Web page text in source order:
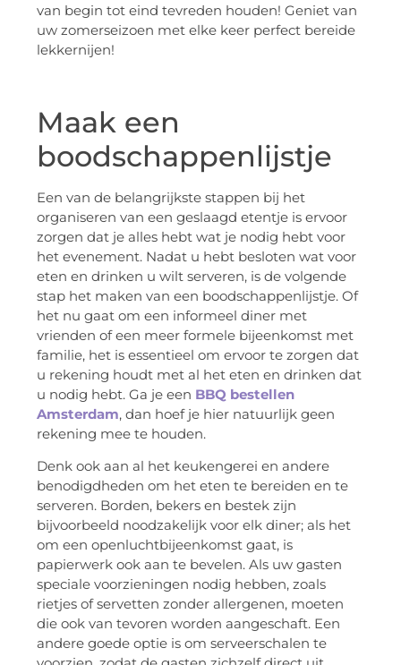
van begin tot eind tevreden houden! Geniet van
uw zomerseizoen met elke keer perfect bereide
lekkernijen!
Maak een
boodschappenlijstje
Een van de belangrijkste stappen bij het
organiseren van een geslaagd etentje is ervoor
zorgen dat je alles hebt wat je nodig hebt voor
het evenement. Nadat u hebt besloten wat voor
eten en drinken u wilt serveren, is de volgende
stap het maken van een boodschappenlijstje. Of
het nu gaat om een informeel diner met
vrienden of een meer formele bijeenkomst met
familie, het is essentieel om ervoor te zorgen dat
u rekening houdt met al het eten en drinken dat
u nodig hebt. Ga je een BBQ bestellen
Amsterdam, dan hoef je hier natuurlijk geen
rekening mee te houden.
Denk ook aan al het keukengerei en andere
benodigdheden om het eten te bereiden en te
serveren. Borden, bekers en bestek zijn
bijvoorbeeld noodzakelijk voor elk diner; als het
om een openluchtbijeenkomst gaat, is
papierwerk ook aan te bevelen. Als uw gasten
speciale voorzieningen nodig hebben, zoals
rietjes of servetten zonder allergenen, moeten
die ook van tevoren worden aangeschaft. Een
andere goede optie is om serveerschalen te